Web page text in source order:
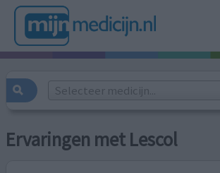
Selecteer medicijn...
Ervaringen met Lescol